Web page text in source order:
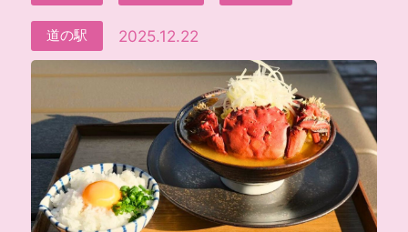
道の駅 2025.12.22